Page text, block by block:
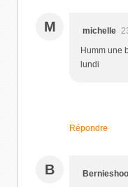
M michelle
Humm une
lundi
Répondre
B